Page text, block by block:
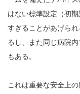
はない標準設定（初
すぎることがあげら
るし、また同じ病院
もある。
これは重要な安全上